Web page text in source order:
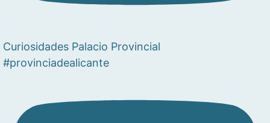
Curiosidades Palacio Provincial
#provinciadealicante